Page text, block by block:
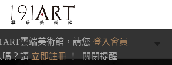
雲端美術館，請您 登入會員
嗎？請 立即註冊！ 關閉提醒